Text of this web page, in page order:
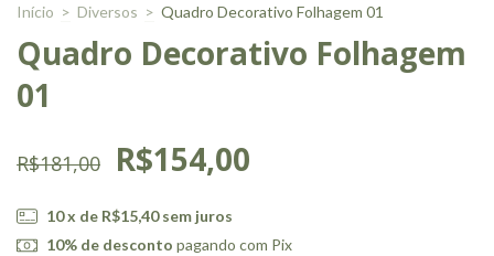
Início > Diversos > Quadro Decorativo Folhagem 01
Quadro Decorativo Folhagem
01
R$181,00 R$154,00
10x de R$15,40 sem juros
10% de desconto pagando com Pix